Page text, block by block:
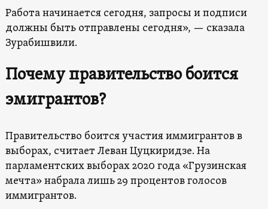
Работа начинается сегодня, запросы и подписи
должны быть отправлены сегодня», — сказала
Зурабишвили.
Почему правительство боится
эмигрантов?
Правительство боится участия иммигрантов в
выборах, считает Леван Цуцкиридзе. На
парламентских выборах 2020 года «Грузинская
мечта» набрала лишь 29 процентов голосов
иммигрантов.